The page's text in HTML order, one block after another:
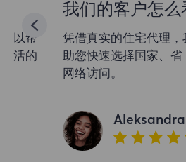
我们的客户怎么看？
凭借真实的住宅代理，我们的
助您快速选择国家、省（州）
网络访问。
Aleksandra